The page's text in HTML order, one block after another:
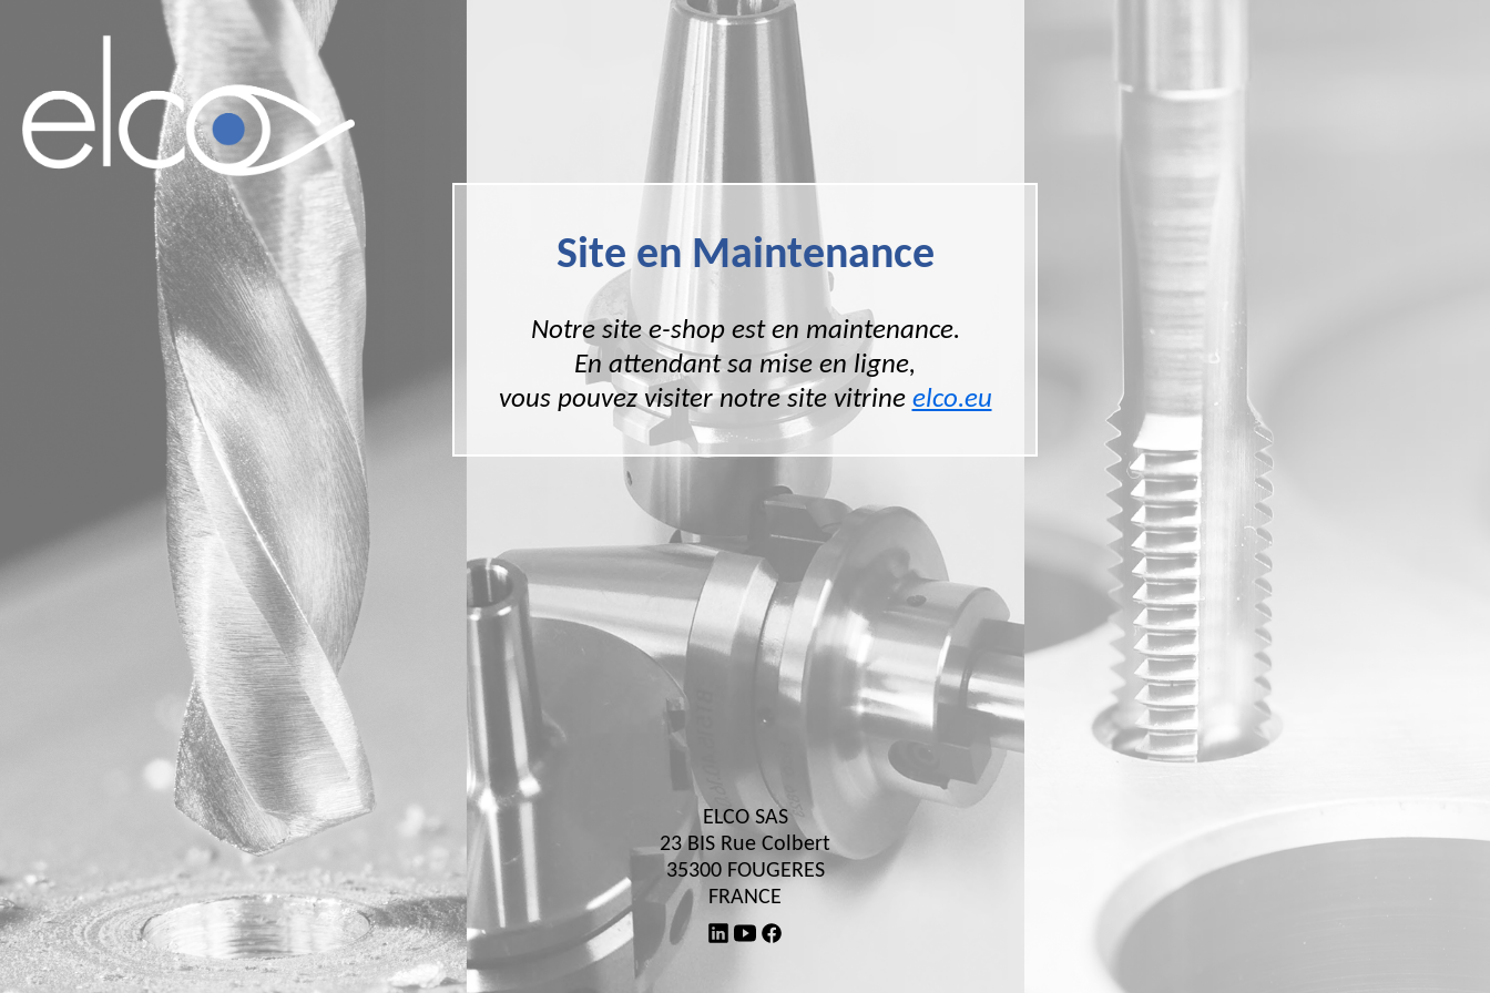
Site en Maintenance
Notre site e-shop est en maintenance.
En attendant sa mise en ligne,
vous pouvez visiter notre site vitrine elco.eu
ELCO SAS
23 BIS Rue Colbert
35300 FOUGERES
FRANCE